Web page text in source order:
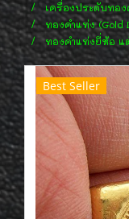
เครื่องประดับทอง
ทองคำแท่ง (Gold
ทองคำแท่งยี่ห้อ
Best Seller